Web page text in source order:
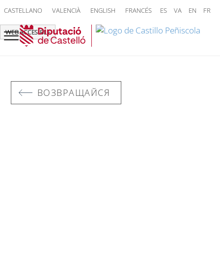
CASTELLANO VALENCIÀ ENGLISH FRANCÉS ES VA EN FR
WEB ACCESIBLE
ВОЗВРАЩАЙСЯ